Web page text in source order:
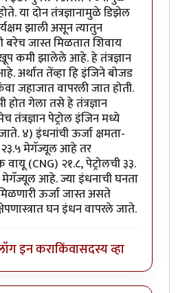
या दोन तंत्रज्ञानामुळे डिझेल
झाली असून त्यातुन
बरेच जास्त मिळतात शिवाय
कमी झालेले आहे. हे तंत्रज्ञान
अर्थात तेंव्हा हि इंजिने बोजड
जहाजात वापरली जात होती.
गेला तसे हे तंत्रज्ञान
पेट्रोल इंजिन मध्ये
४) इंधनांची ऊर्जा क्षमता-
मेगॅज्यूल आहे तर
(CNG) २१.८, पेट्रोलची ३३.
आहे. ज्या इंधनाची घनता
ऊर्जा जास्त असते
घन इंधन वापरले जाते.
इन कराकिंवासदस्य व्हा